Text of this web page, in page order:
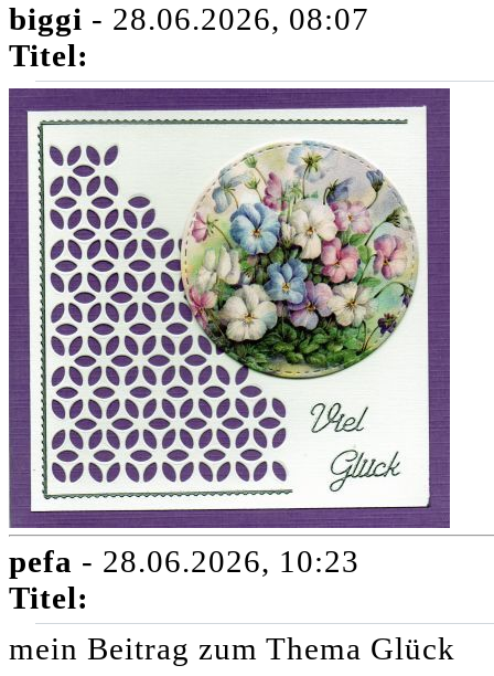
biggi - 28.06.2026, 08:07
Titel:
pefa - 28.06.2026, 10:23
Titel:
mein Beitrag zum Thema Glück